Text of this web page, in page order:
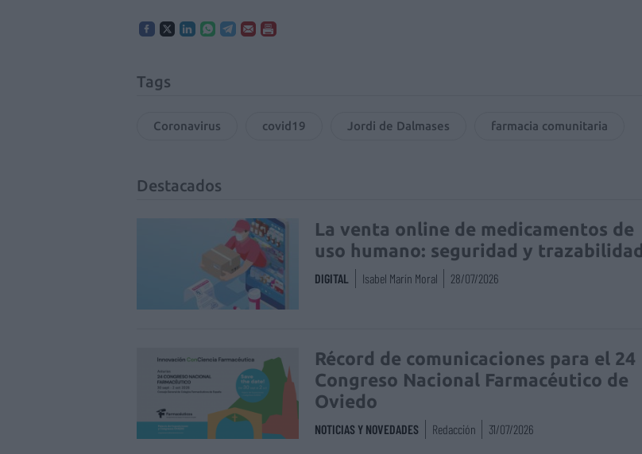
Tags
Coronavirus covid19 Jordi de Dalmases farmacia comunitaria
Destacados
La venta online de medicamentos de
uso humano: seguridad y trazabilidad
DIGITAL Isabel Marín Moral 28/07/2026
Récord de comunicaciones para el 24
Congreso Nacional Farmacéutico de
Oviedo
NOTICIAS Y NOVEDADES Redacción 31/07/2026